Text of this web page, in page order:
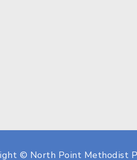
© North Point Methodist